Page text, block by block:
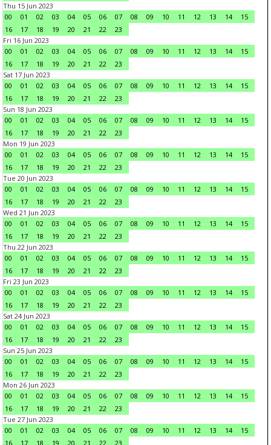
Thu 15 Jun 2023
00
01 02 03 04 05 06 07 08 09 10 11 12 13 14
15
16
17 18 19 20 21 22
23
Fri 16 Jun 2023
00
01 02 03 04 05 06 07 08 09 10 11 12 13 14
15
16
17 18 19 20 21 22
23
Sat 17 Jun 2023
00
01 02 03 04 05 06 07 08 09 10 11 12 13 14
15
16
17 18 19 20 21 22
23
Sun 18 Jun 2023
00
01 02 03 04 05 06 07 08 09 10 11 12 13 14
15
16
17 18 19 20 21 22
23
Mon 19 Jun 2023
00
01 02 03 04 05 06 07 08 09 10 11 12 13 14
15
16
17 18 19 20 21 22
23
Tue 20 Jun 2023
00
01 02 03 04 05 06 07 08 09 10 11 12 13 14
15
16
17 18 19 20 21 22
23
Wed 21 Jun 2023
00
01 02 03 04 05 06 07 08 09 10 11 12 13 14
15
16
17 18 19 20 21 22
23
Thu 22 Jun 2023
00
01 02 03 04 05 06 07 08 09 10 11 12 13 14
15
16
17 18 19 20 21 22
23
Fri 23 Jun 2023
00
01 02 03 04 05 06 07 08 09 10 11 12 13 14
15
16
17 18 19 20 21 22
23
Sat 24 Jun 2023
00
01 02 03 04 05 06 07 08 09 10 11 12 13 14
15
16
17 18 19 20 21 22
23
Sun 25 Jun 2023
00
01 02 03 04 05 06 07 08 09 10 11 12 13 14
15
16
17 18 19 20 21 22
23
Mon 26 Jun 2023
00
01 02 03 04 05 06 07 08 09 10 11 12 13 14
15
16
17 18 19 20 21 22
23
Tue 27 Jun 2023
00
01 02 03 04 05 06 07 08 09 10 11 12 13 14
15
16
17 18 19 20 21 22
23